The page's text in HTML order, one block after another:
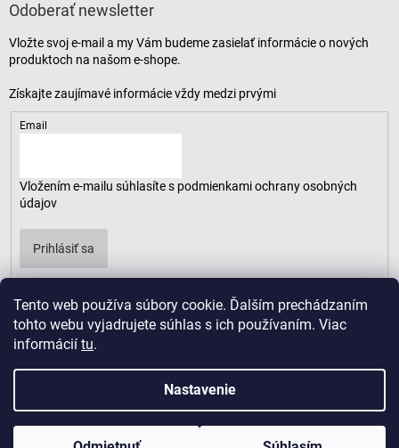
Tento web používa súbory cookie. Ďalším prechádzaním
tohto webu vyjadrujete súhlas s ich používaním. Viac
informácií tu.
Nastavenie
Odoberať newsletter
Vložte svoj e-mail a my Vám budeme zasielať informácie o nových
produktoch na našom e-shope.
Email
Vložením e-mailu súhlasíte s podmienkami ochrany osobných
údajov
Prihlásiť sa